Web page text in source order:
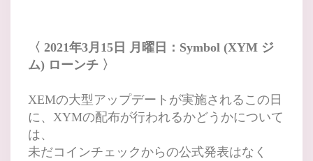
〈 2021年3月15日 月曜日：Symbol (XYM ジ
ム) ローンチ 〉
XEMの大型アップデートが実施されるこの日
に、XYMの配布が行われるかどうかについて
は、
未だコインチェックからの公式発表はなく